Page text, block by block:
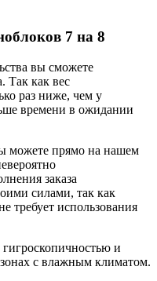
7 на 8
вы сможете
Так как вес
раз ниже, чем у
времени в ожидании
можете прямо на нашем
заказа
силами, так как
требует использования
гигроскопичностью и
с влажным климатом.